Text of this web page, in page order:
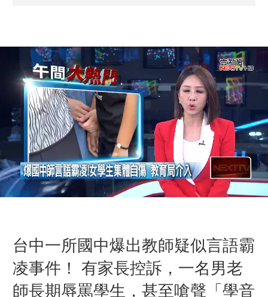
台中一所國中爆出教師疑似言語霸
凌事件！ 有家長控訴，一名男老
師長期辱罵學生，甚至嗆聲「學音